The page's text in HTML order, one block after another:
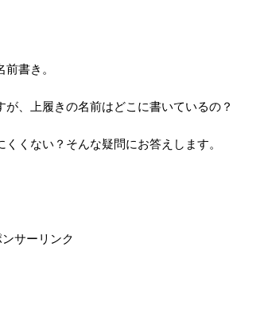
書き。
、上履きの名前はどこに書いているの？
くない？そんな疑問にお答えします。
ンサーリンク